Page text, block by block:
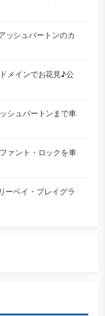
ッシュバートンのカ
メインでお花見♪公
シュバートンまで車
ァント・ロックを車
ベイ・プレイグラ